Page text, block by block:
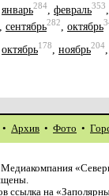
январь284 февраль353
сентябрь282 октябрь
октябрь178, ноябрь204
• Архив • Фото •
ссылка на